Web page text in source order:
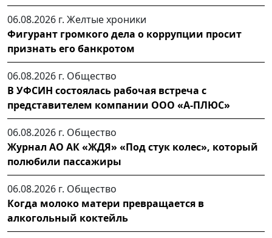
06.08.2026 г. Желтые хроники
Фигурант громкого дела о коррупции просит
признать его банкротом
06.08.2026 г. Общество
В УФСИН состоялась рабочая встреча с
представителем компании ООО «А-ПЛЮС»
06.08.2026 г. Общество
Журнал АО АК «ЖДЯ» «Под стук колес», который
полюбили пассажиры
06.08.2026 г. Общество
Когда молоко матери превращается в
алкогольный коктейль